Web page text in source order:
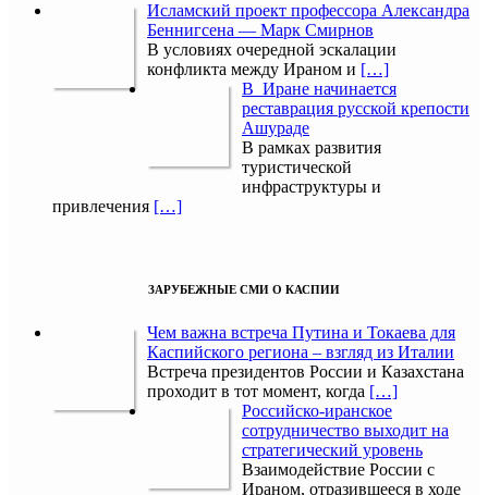
Исламский проект профессора Александра
Беннигсена — Марк Смирнов
В условиях очередной эскалации
конфликта между Ираном и […]
В Иране начинается
реставрация русской крепости
Ашураде
В рамках развития
туристической
инфраструктуры и
привлечения […]
ЗАРУБЕЖНЫЕ СМИ О КАСПИИ
Чем важна встреча Путина и Токаева для
Каспийского региона – взгляд из Италии
Встреча президентов России и Казахстана
проходит в тот момент, когда […]
Российско-иранское
сотрудничество выходит на
стратегический уровень
Взаимодействие России с
Ираном, отразившееся в ходе